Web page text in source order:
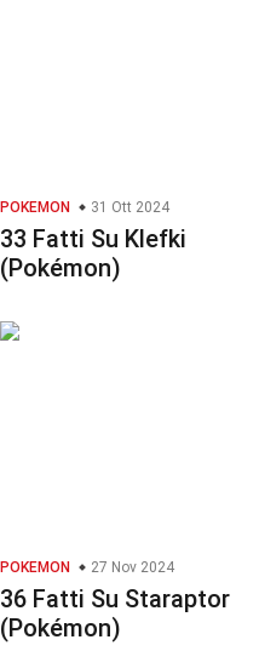
POKEMON 31 Ott 2024
33 Fatti Su Klefki
(Pokémon)
POKEMON 27 Nov 2024
36 Fatti Su Staraptor
(Pokémon)